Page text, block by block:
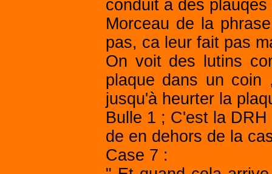
conduit à des
Morceau de la
pas, ca leur fait pas
On voit des lutins
plaque dans un
jusqu'à heurter la
Bulle 1 ; C'est la
de en dehors de la
Case 7 :